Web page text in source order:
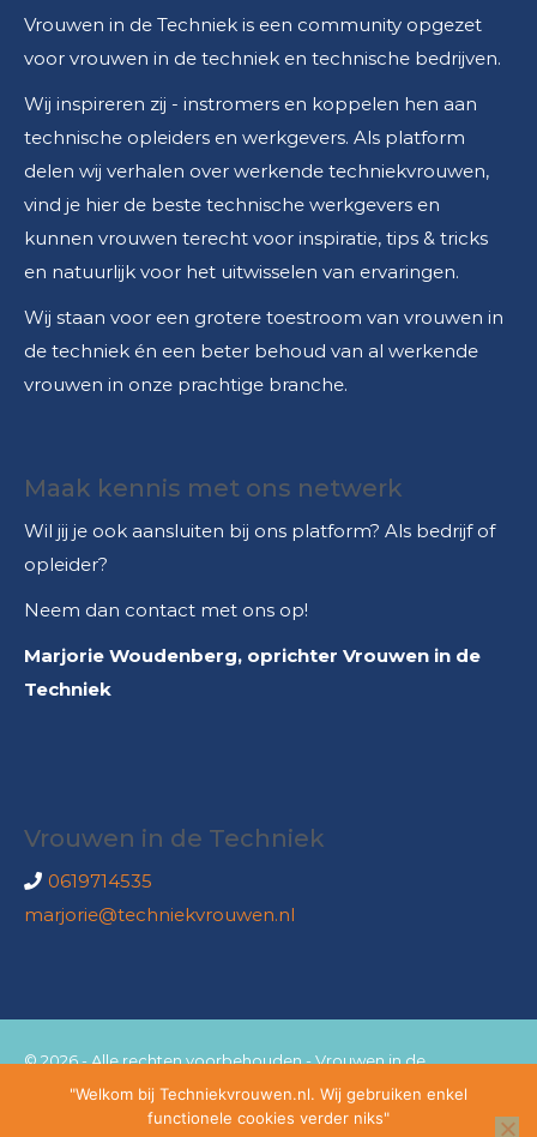
Vrouwen in de Techniek is een community opgezet
voor vrouwen in de techniek en technische bedrijven.
Wij inspireren zij - instromers en koppelen hen aan
technische opleiders en werkgevers. Als platform
delen wij verhalen over werkende techniekvrouwen,
vind je hier de beste technische werkgevers en
kunnen vrouwen terecht voor inspiratie, tips & tricks
en natuurlijk voor het uitwisselen van ervaringen.
Wij staan voor een grotere toestroom van vrouwen in
de techniek én een beter behoud van al werkende
vrouwen in onze prachtige branche.
Maak kennis met ons netwerk
Wil jij je ook aansluiten bij ons platform? Als bedrijf of
opleider?
Neem dan contact met ons op!
Marjorie Woudenberg, oprichter Vrouwen in de
Techniek
Vrouwen in de Techniek
0619714535
marjorie@techniekvrouwen.nl
© 2026 - Alle rechten voorbehouden - Vrouwen in de
techniek"Welkom bij Techniekvrouwen.nl. Wij gebruiken enkel
functionele cookies verder niks"